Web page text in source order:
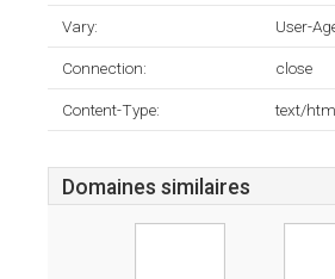
Vary: User-
Connection: close
Content-Type: text/
Domaines similaires